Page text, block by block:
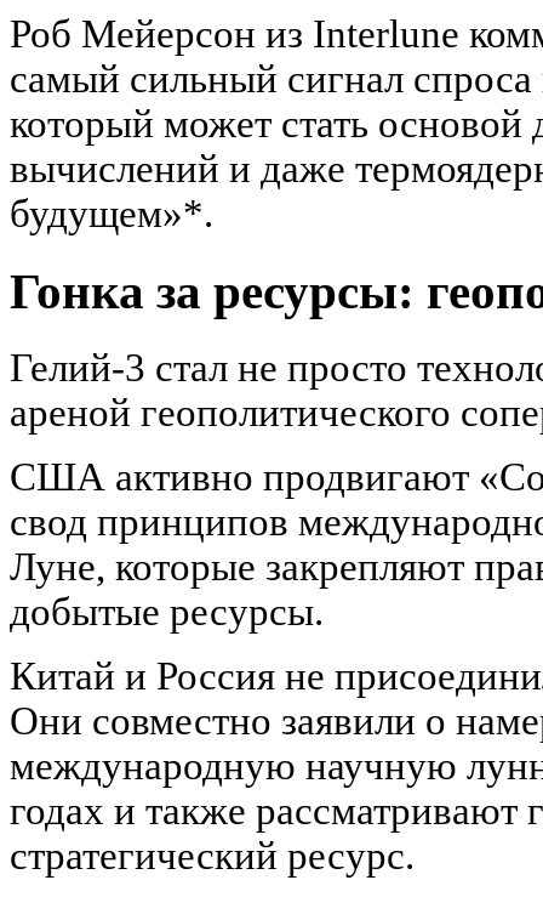
Роб Мейерсон из Interlune
самый сильный сигнал
который может стать основой
вычислений и даже
будущем»*.
Гонка за ресурсы:
Гелий-3 стал не просто
ареной геополитического
США активно продвигают
свод принципов
Луне, которые закрепляют
добытые ресурсы.
Китай и Россия не
Они совместно заявили о
международную научную
годах и также рассматривают
стратегический ресурс.